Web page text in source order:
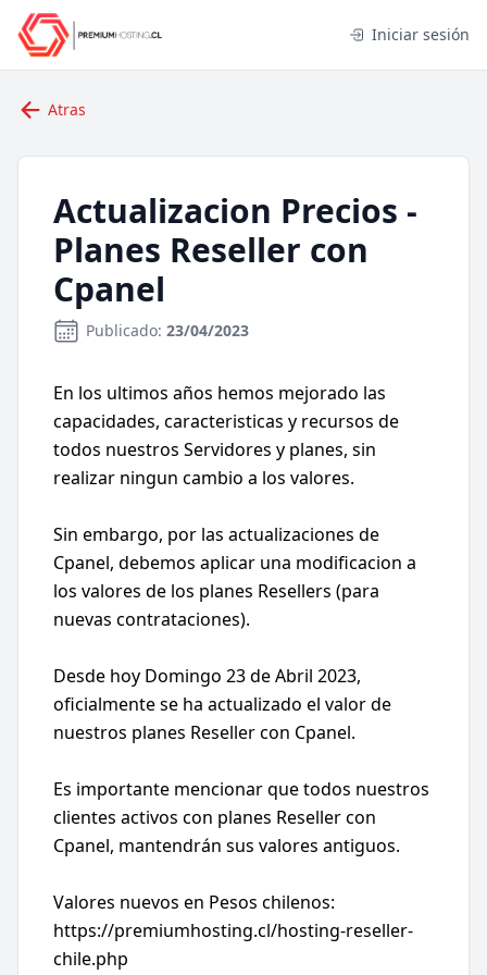
Iniciar sesión
Atras
Actualizacion Precios -
Planes Reseller con
Cpanel
Publicado: 23/04/2023
En los ultimos años hemos mejorado las
capacidades, caracteristicas y recursos de
todos nuestros Servidores y planes, sin
realizar ningun cambio a los valores.
Sin embargo, por las actualizaciones de
Cpanel, debemos aplicar una modificacion a
los valores de los planes Resellers (para
nuevas contrataciones).
Desde hoy Domingo 23 de Abril 2023,
oficialmente se ha actualizado el valor de
nuestros planes Reseller con Cpanel.
Es importante mencionar que todos nuestros
clientes activos con planes Reseller con
Cpanel, mantendrán sus valores antiguos.
Valores nuevos en Pesos chilenos:
https://premiumhosting.cl/hosting-reseller-
chile.php